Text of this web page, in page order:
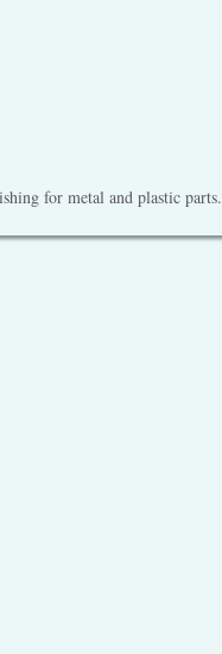
for metal and plastic parts.